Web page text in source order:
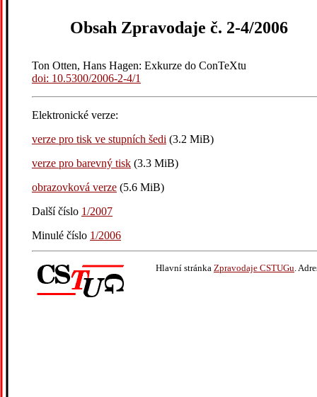
Obsah Zpravodaje č. 2-4/2006
Ton Otten, Hans Hagen: Exkurze do ConTeXtu
doi: 10.5300/2006-2-4/1
Elektronické verze:
verze pro tisk ve stupních šedi (3.2 MiB)
verze pro barevný tisk (3.3 MiB)
obrazovková verze (5.6 MiB)
Další číslo 1/2007
Minulé číslo 1/2006
Hlavní stránka Zpravodaje CSTUGu.